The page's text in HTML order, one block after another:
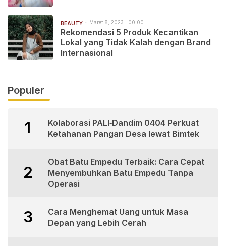
BEAUTY Maret 8, 2023 | 00:00
Rekomendasi 5 Produk Kecantikan
Lokal yang Tidak Kalah dengan Brand
Internasional
Populer
1
Kolaborasi PALI‑Dandim 0404 Perkuat
Ketahanan Pangan Desa lewat Bimtek
2
Obat Batu Empedu Terbaik: Cara Cepat
Menyembuhkan Batu Empedu Tanpa
Operasi
3
Cara Menghemat Uang untuk Masa
Depan yang Lebih Cerah